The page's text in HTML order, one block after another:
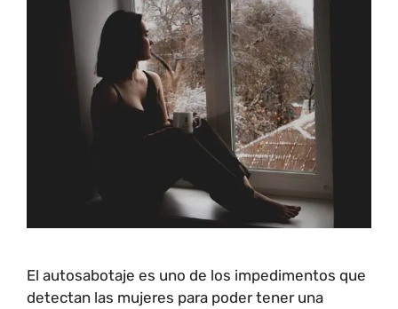
El autosabotaje es uno de los impedimentos que
detectan las mujeres para poder tener una